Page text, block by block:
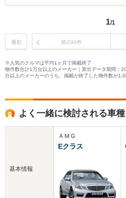
1/1
最初 前の30件
※人気のクルマは平均1ヶ月で掲載終了
物件数合計1万台以上のメーカー｜算出データ期間：
台以上のメーカーのうち、掲載が終了した物件数が
よく一緒に検討される車
基本情報
ＡＭＧ
Eクラス